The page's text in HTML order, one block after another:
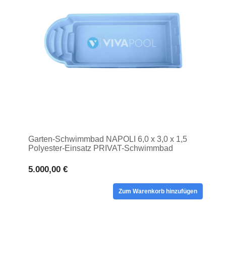
Garten-Schwimmbad NAPOLI 6,0 x 3,0 x 1,5
Polyester-Einsatz PRIVAT-Schwimmbad
5.000,00 €
Zum Warenkorb hinzufügen